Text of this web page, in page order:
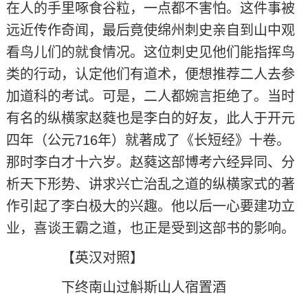
在人的手里啄食谷粒，一点都不害怕。这件事被
远近传作奇闻，最后竟使绵州刺史亲自到山中观
看鸟儿们的就食情况。这位刺史见他们能指挥鸟
类的行动，认定他们有道术，便想推荐二人去参
加道科的考试。可是，二人都婉言拒绝了。当时
有名的纵横家赵蕤也是李白的好友，此人于开元
四年（公元716年）就著成了《长短经》十卷。
那时李白才十六岁。赵蕤这部博考六经异同、分
析天下形势、讲求兴亡治乱之道的纵横家式的著
作引起了李白极大的兴趣。他以后一心要建功立
业，喜谈王霸之道，也正是受到这部书的影响。
【英汉对照】
下终南山过斛斯山人宿置酒